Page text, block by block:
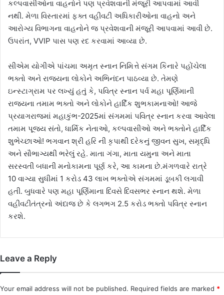
કલ્પવાસીઓના વાહનોને પણ પ્રવેશવાની મંજૂરી આપવામાં આવી
નથી. મેળા વિસ્તારમાં ફક્ત વહીવટી અધિકારીઓના વાહનો અને
આરોગ્ય વિભાગના વાહનોને જ પ્રવેશવાની મંજૂરી આપવામાં આવી છે.
ઉપરાંત, VVIP પાસ પણ રદ કરવામાં આવ્યા છે.
સીએમ યોગીએ પાંચમા અમૃત સ્નાન નિમિત્તે સંગમ કિનારે પહોંચેલા
ભક્તો અને રાજ્યના લોકોને અભિનંદન પાઠવ્યા છે. તેમણે
ઇન્સ્ટાગ્રામ પર લખ્યું હતું કે, પવિત્ર સ્નાન પર્વ મહા પૂર્ણિમાની
રાજ્યના તમામ ભક્તો અને લોકોને હાર્દિક શુભકામનાઓ! આજે
પ્રયાગરાજમાં મહાકુંભ-2025માં સંગમમાં પવિત્ર સ્નાન કરવા આવેલા
તમામ પૂજ્ય સંતો, ધાર્મિક નેતાઓ, કલ્પવાસીઓ અને ભક્તોને હાર્દિક
શુભેચ્છાઓ! ભગવાન શ્રી હરિ ની કૃપાથી દરેકનું જીવન સુખ, સમૃદ્ધિ
અને સૌભાગ્યથી ભરેલું રહે. માતા ગંગા, માતા યમુના અને માતા
સરસ્વતી બધાની મનોકામના પૂર્ણ કરે, આ કામના છે.મંગળવારે રાત્રે
10 વાગ્યા સુધીમાં 1 કરોડ 43 લાખ ભક્તોએ સંગમમાં ડૂબકી લગાવી
હતી. બુધવારે પણ મહા પૂર્ણિમાના દિવસે દિવસભર સ્નાન થશે. મેળા
વહીવટીતંત્રનો અંદાજ છે કે લગભગ 2.5 કરોડ ભક્તો પવિત્ર સ્નાન
કરશે.
Leave a Reply
Your email address will not be published. Required fields are marked *